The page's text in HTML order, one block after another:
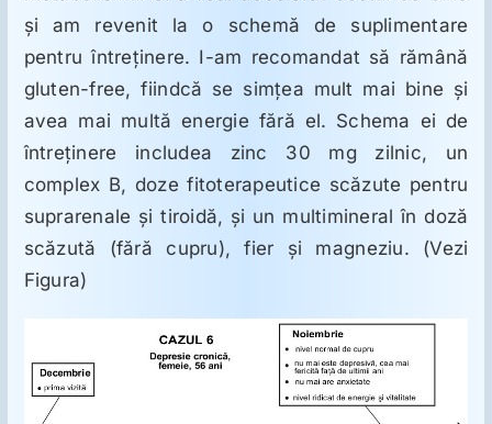
şi am revenit la o schemă de suplimentare
pentru întreţinere. I-am recomandat să rămână
gluten-free, fiindcă se simţea mult mai bine şi
avea mai multă energie fără el. Schema ei de
întreţinere includea zinc 30 mg zilnic, un
complex B, doze fitoterapeutice scăzute pentru
suprarenale şi tiroidă, şi un multimineral în doză
scăzută (fără cupru), fier şi magneziu. (Vezi
Figura)